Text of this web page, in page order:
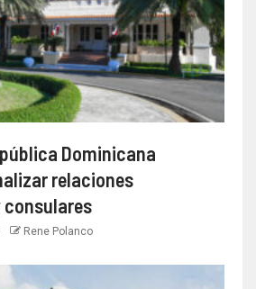
Dominicana
relaciones
Rene Polanco